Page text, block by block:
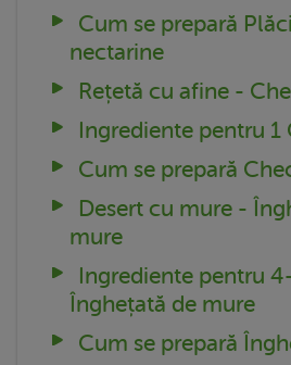
Cum se prepară
nectarine
Rețetă cu afine -
Ingrediente pentru 1
Cum se prepară
Desert cu mure -
mure
Ingrediente pentru
Înghețată de mure
Cum se prepară